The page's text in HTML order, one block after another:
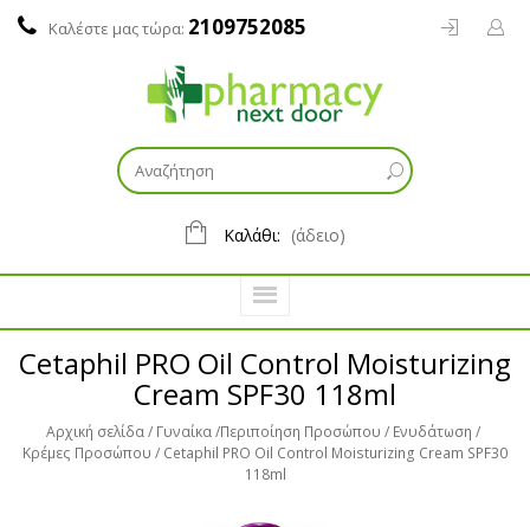
Καλέστε μας τώρα: 2109752085
Καλάθι: (άδειο)
Cetaphil PRO Oil Control Moisturizing
Cream SPF30 118ml
Αρχική σελίδα Γυναίκα Περιποίηση Προσώπου
Ενυδάτωση
Κρέμες Προσώπου
Cetaphil PRO Oil Control Moisturizing Cream SPF30
118ml